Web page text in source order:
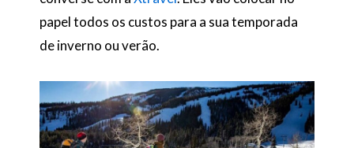
papel todos os custos para a sua temporada
de inverno ou verão.